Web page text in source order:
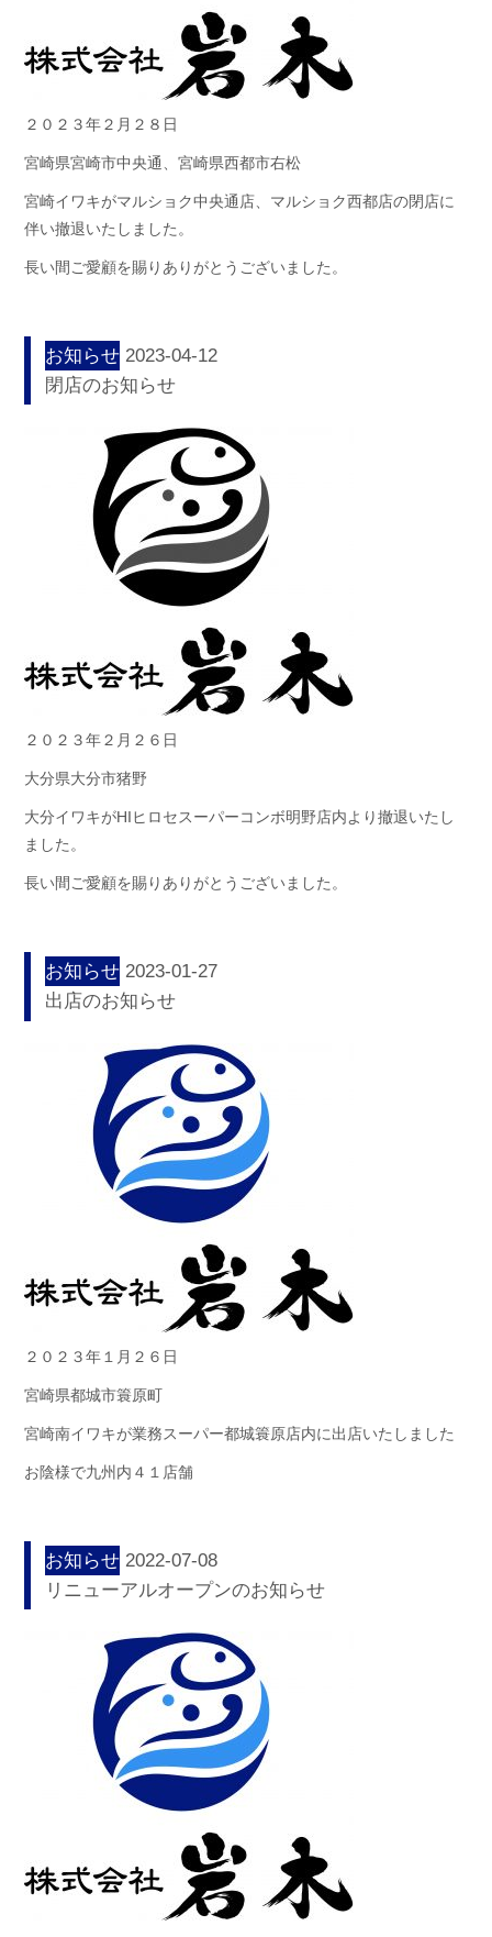
２０２３年２月２８日
宮崎県宮崎市中央通、宮崎県西都市右松
宮崎イワキがマルショク中央通店、マルショク西都店の閉店に
伴い撤退いたしました。
長い間ご愛顧を賜りありがとうございました。
お知らせ 2023-04-12
閉店のお知らせ
２０２３年２月２６日
大分県大分市猪野
大分イワキがHIヒロセスーパーコンボ明野店内より撤退いたし
ました。
長い間ご愛顧を賜りありがとうございました。
お知らせ 2023-01-27
出店のお知らせ
２０２３年１月２６日
宮崎県都城市簑原町
宮崎南イワキが業務スーパー都城簑原店内に出店いたしました
お陰様で九州内４１店舗
お知らせ 2022-07-08
リニューアルオープンのお知らせ